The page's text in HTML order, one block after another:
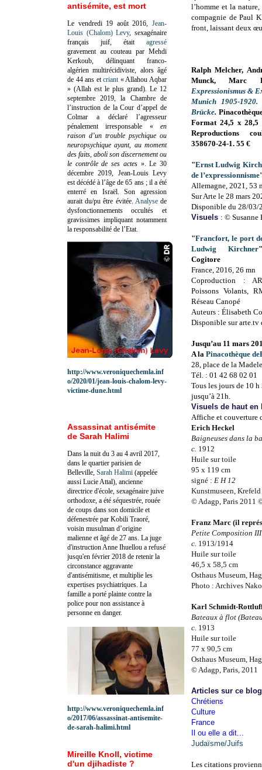
l’homme et la
compagnie de Paul
front, laissant deux
Ralph Melcher,
Munck, Marc
Expressionismus &
Munich 1905-
Brücke.
Format 24,5 x28,5
Reproductions
358670-24-1. 55 €
"Ernst Ludwig
de l’expressionnisme
Allemagne, 2021, 53
Sur Arte le 28 mars
Disponible du 28/03/
Visuels : © Susanne
"Francfort, le port
Ludwig Kirchner
Cogitore
France, 2016, 26 mn
Coproduction :
Poissons Volants,
Réseau Canopé
Auteurs : Élisabeth
Disponible sur
Jusqu’au 11 mars
A la Pinacothèque
28, place de la
Tél. : 01 42 68 02 01
Tous les jours de 10
jusqu’à 21h.
Visuels de haut en
Affiche et couverture
Erich Heckel
Baigneuses dans la
c. 1912
Huile sur toile
95 x 119 cm
signé : E H 12
Kunstmuseen, Krefeld
© Adagp, Paris 2011
Franz Marc (il
Petite Composition III
c. 1913/1914
Huile sur toile
46,5 x 58,5 cm
Osthaus Museum,
Photo : Archives
Karl Schmidt-
Bateaux à flot
c. 1913
Huile sur toile
77 x 90,5 cm
Osthaus Museum,
© Adagp, Paris, 2011
Articles sur ce
Chrétiens
Culture
France
Il ou elle a dit...
Judaïsme/Juifs
Les citations
antisémite, est mort
Le vendredi 19 août 2016, Jean-
Louis (Chalom) Levy, sexagénaire
français juif, était agressé
gravement au couteau par Mehdi
Kerkoub, délinquant franco-
algérien multirécidiviste, alors âgé
de 44 ans etcriant « Allahou Aqbar
» (Allah est le plus grand). Le 12
septembre 2019, la Chambre de
l’instruction de la Cour d’appel de
Colmar a déclaré l’agresseur
pénalement irresponsable «en
raison d’un trouble psychique ou
neuropsychique ayant, au moment
des faits, aboli son discernement ou
le contrôle de ses actes». Le 30
décembre 2019, Jean-Louis Levy
est décédé à l’âge de 65 ans ; il a été
enterré en Israël. Son agression
aurait du/pu être évitée. Analysede
dysfonctionnements occultés et
gravissimes impliquant notamment
la responsabilité de l’Etat.
http://www.veroniquechemla.inf
o/2020/01/jean-louis-chalom-levy-
victime-dune.html
Assassinat antisémite
de Sarah Halimi
Dans la nuit du 3 au 4 avril 2017,
dans le quartier parisien de
Belleville, Sarah Halimi (appelée
aussi Lucie Attal), ancienne
directrice d'école, sexagénaire juive
orthodoxe, a été séquestrée, rouée
de coups dans son domicile et
défenestrée par Kobili Traoré,
voisin musulman d’origine
malienne et âgé de 27 ans. La juge
d'instruction Anne Ihuellou a refusé
jusqu'en février 2018 de retenir la
circonstance aggravante
d'antisémitisme, et multiplie les
expertises psychiatriques. La
famille a porté plainte contre la
police pour non assistance à
personne en danger.
http://www.veroniquechemla.inf
o/2017/06/assassinat-antisemite-
de-sarah-halimi.html
Mireille Knoll, victime
d'un djihadiste ?